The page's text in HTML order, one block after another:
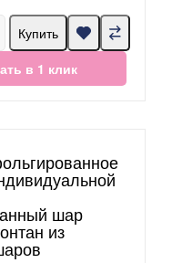
Купить
в 1 клик
шар
из